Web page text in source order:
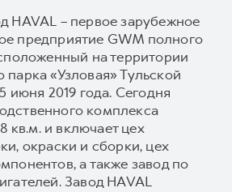
HAVAL – первое зарубежное
предприятие GWM полного
на территории
парка «Узловая» Тульской
июня 2019 года. Сегодня
комплекса
кв.м. и включает цех
окраски и сборки, цех
а также завод по
Завод HAVAL